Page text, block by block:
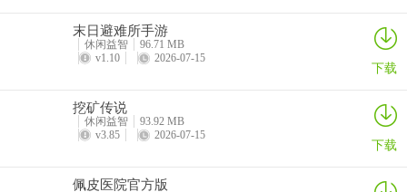
末日避难所手游
休闲益智
96.71 MB
v1.10
2026-07-15 下载
挖矿传说
休闲益智
93.92 MB
v3.85
2026-07-15 下载
佩皮医院官方版